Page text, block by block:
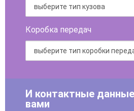
Коробка передач
И контактные
вами